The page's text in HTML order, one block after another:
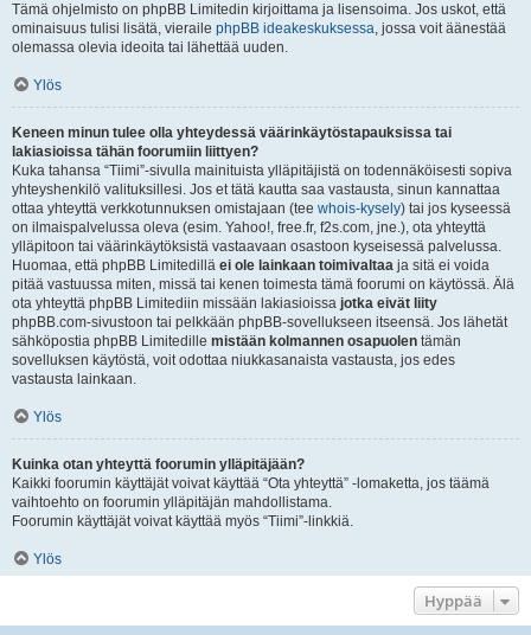
Tämä ohjelmisto on phpBB Limitedin kirjoittama ja lisensoima. Jos uskot, että
ominaisuus tulisi lisätä, vieraile phpBB ideakeskuksessa, jossa voit äänestää
olemassa olevia ideoita tai lähettää uuden.
Ylös
Keneen minun tulee olla yhteydessä väärinkäytöstapauksissa tai
lakiasioissa tähän foorumiin liittyen?
Kuka tahansa “Tiimi”-sivulla mainituista ylläpitäjistä on todennäköisesti sopiva
yhteyshenkilö valituksillesi. Jos et tätä kautta saa vastausta, sinun kannattaa
ottaa yhteyttä verkkotunnuksen omistajaan (tee whois-kysely) tai jos kyseessä
on ilmaispalvelussa oleva (esim. Yahoo!, free.fr, f2s.com, jne.), ota yhteyttä
ylläpitoon tai väärinkäytöksistä vastaavaan osastoon kyseisessä palvelussa.
Huomaa, että phpBB Limitedillä ei ole lainkaan toimivaltaa ja sitä ei voida
pitää vastuussa miten, missä tai kenen toimesta tämä foorumi on käytössä. Älä
ota yhteyttä phpBB Limitediin missään lakiasioissa jotka eivät liity
phpBB.com-sivustoon tai pelkkään phpBB-sovellukseen itseensä. Jos lähetät
sähköpostia phpBB Limitedille mistään kolmannen osapuolen tämän
sovelluksen käytöstä, voit odottaa niukkasanaista vastausta, jos edes
vastausta lainkaan.
Ylös
Kuinka otan yhteyttä foorumin ylläpitäjään?
Kaikki foorumin käyttäjät voivat käyttää “Ota yhteyttä” -lomaketta, jos täämä
vaihtoehto on foorumin ylläpitäjän mahdollistama.
Foorumin käyttäjät voivat käyttää myös “Tiimi”-linkkiä.
Ylös
Hyppää